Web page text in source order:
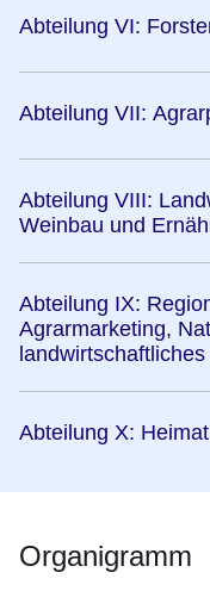
Abteilung VI:
Abteilung VII:
Abteilung VIII:
Weinbau und
Abteilung IX:
Agrarmarketing,
Abteilung X: Heimat
Organigramm